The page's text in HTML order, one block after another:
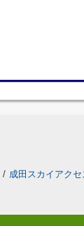
/ 成田スカイアクセ